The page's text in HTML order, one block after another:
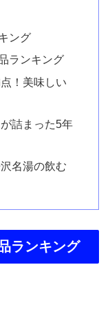
ング
ランキング
！美味しい
詰まった5年
名湯の飲む
ランキング